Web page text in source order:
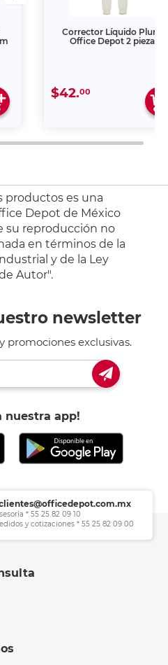
Corrector Líquido Pluma
Office Depot 2 piezas
$42.00
productos es una
Depot de México
su reproducción no
en términos de la
y de la Ley
Autor".
newsletter
promociones exclusivas.
nuestra app!
* 55 25 82 09 10
y cotizaciones * 55 25 82 09 00